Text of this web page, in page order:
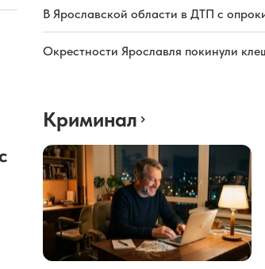
В Ярославской области в ДТП с
Окрестности Ярославля покинули
Криминал